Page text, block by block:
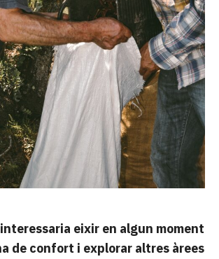
eixir en algun moment
de confort i explorar altres àrees